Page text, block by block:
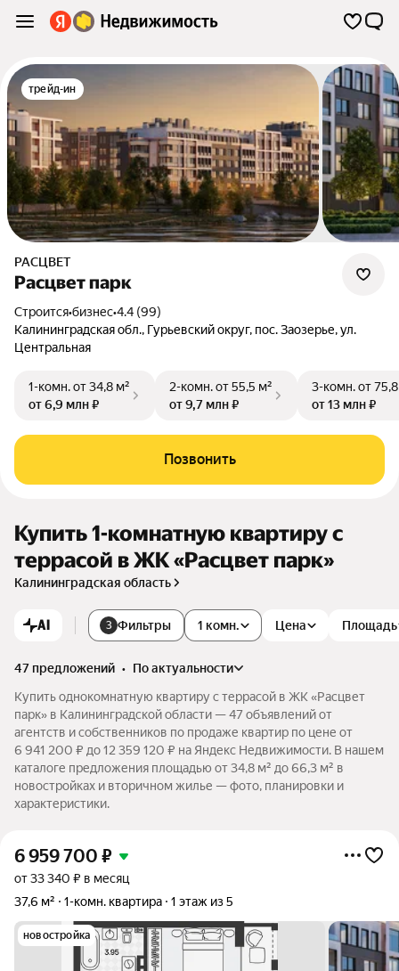
трейд-ин
РАСЦВЕТ
Расцвет парк
Строится•бизнес•4.4 (99)
Калининградская обл., Гурьевский округ, пос. Заозерье,ул.
Центральная
1-комн.от 34,8 м²
от 6,9 млн ₽
2-комн.от 55,5 м²
от 9,7 млн ₽
3-комн.от
от 13 млн ₽
Позвонить
Купить 1-комнатную квартиру с
террасой в ЖК «Расцвет парк»
Калининградская область
AI 3 Фильтры 1 комн. Цена Площадь
47 предложений •
по актуальности
Купить однокомнатную квартиру с террасой в ЖК «Расцвет
парк» в Калининградской области — 47 объявлений от
агентств и собственников по продаже квартир по цене от
6 941 200 ₽ до 12 359 120 ₽ на Яндекс Недвижимости. В нашем
каталоге предложения площадью от 34,8 м² до 66,3 м² в
новостройках и вторичном жилье — фото, планировки и
характеристики.
6 959 700 ₽
от 33 340 ₽ в месяц
37,6 м²
1-комн. квартира 1 этаж из 5
новостройка